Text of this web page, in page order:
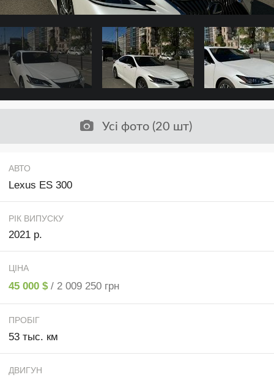
Усі фото (20 шт)
АВТО
Lexus ES 300
РІК ВИПУСКУ
2021 р.
ЦІНА
45 000 $ / 2 009 250 грн
ПРОБІГ
53 тыс. км
ДВИГУН